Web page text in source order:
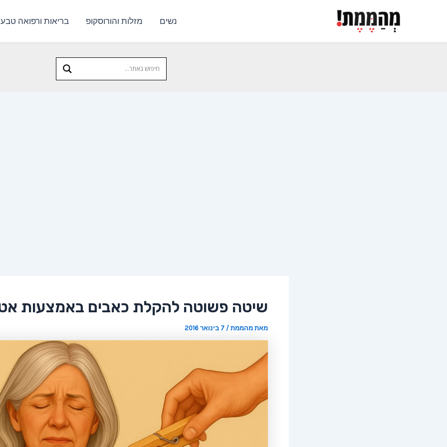
נשים מזלות והורוסקופ בריאות ורפואה
שיטה פשוטה להקלת כאבים באמצעות
מאתמהממת/7 בינואר 2016